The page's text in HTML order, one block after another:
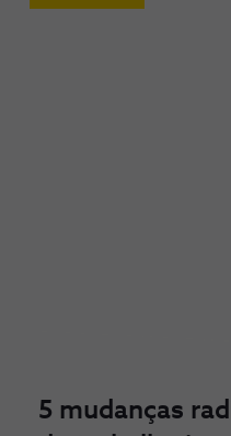
5 mudanças